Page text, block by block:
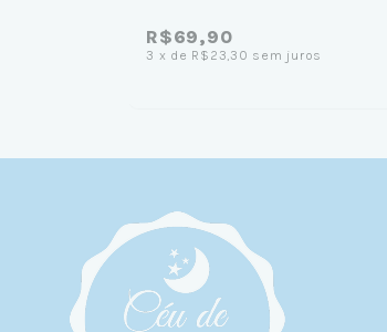
R$69,90
3 x de R$23,30 sem juros